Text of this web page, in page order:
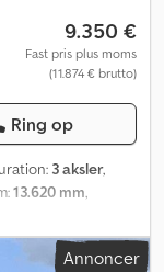
9.350 €
Fast pris plus moms
(11.874 € brutto)
Ring op
3 aksler,
13.620 mm
R22,5,
ABS
, Egentvægt:
Annoncer